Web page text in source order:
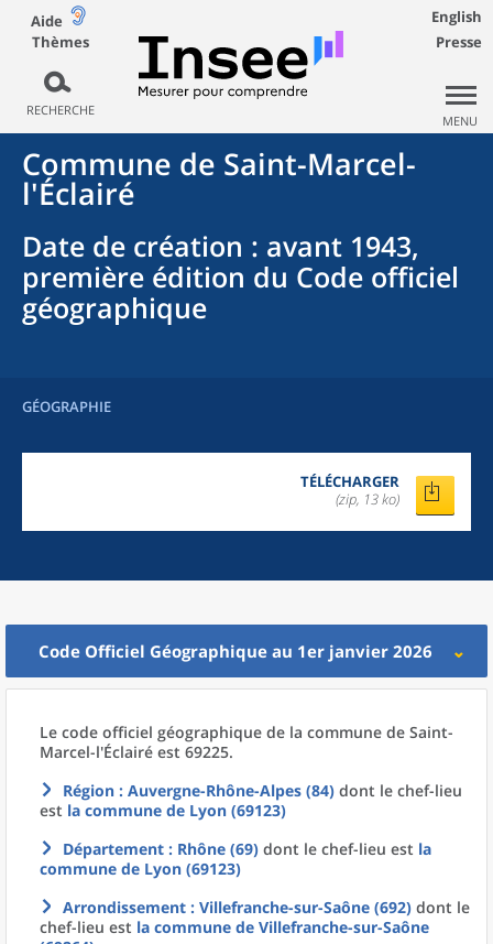
Aide
Thèmes
RECHERCHE
English
Presse
MENU
Commune de Saint-Marcel-
l'Éclairé
Date de création : avant 1943,
première édition du Code officiel
géographique
GÉOGRAPHIE
TÉLÉCHARGER
(zip, 13 ko)
Code Officiel Géographique au 1er janvier 2026
Le code officiel géographique de la commune de Saint-
Marcel-l'Éclairé est 69225.
Région : Auvergne-Rhône-Alpes (84) dont le chef-lieu
est la commune de Lyon (69123)
Département : Rhône (69) dont le chef-lieu est la
commune de Lyon (69123)
Arrondissement : Villefranche-sur-Saône (692) dont le
chef-lieu est la commune de Villefranche-sur-Saône